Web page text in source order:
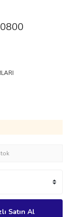
Satın Al